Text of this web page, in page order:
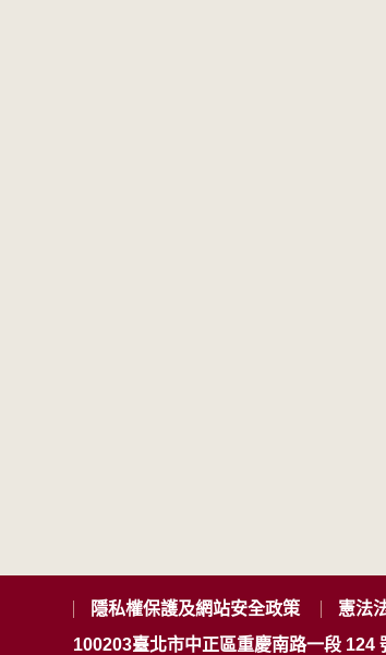
隱私權保護及網站安全政策
憲法
100203臺北市中正區重慶南路一段 124